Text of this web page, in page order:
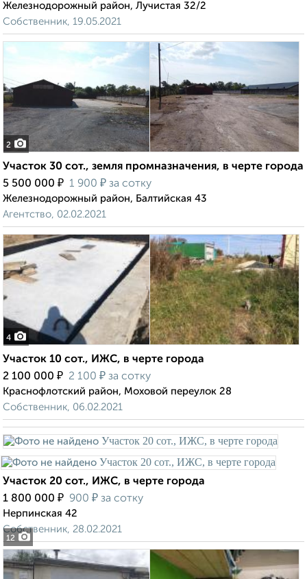
Железнодорожный район, Лучистая 32/2
Собственник, 19.05.2021
2
Участок 30 сот., земля промназначения, в черте города
5 500 000 ₽ 1 900 ₽ за сотку
Железнодорожный район, Балтийская 43
Агентство, 02.02.2021
4
Участок 10 сот., ИЖС, в черте города
2 100 000 ₽ 2 100 ₽ за сотку
Краснофлотский район, Моховой переулок 28
Собственник, 06.02.2021
12
Участок 20 сот., ИЖС, в черте города
1 800 000 ₽ 900 ₽ за сотку
Нерпинская 42
Собственник, 28.02.2021